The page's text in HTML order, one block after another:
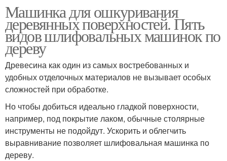
Машинка для ошкуривания
деревянных поверхностей. Пять
видов шлифовальных машинок по
дереву
Древесина как один из самых востребованных и
удобных отделочных материалов не вызывает особых
сложностей при обработке.
Но чтобы добиться идеально гладкой поверхности,
например, под покрытие лаком, обычные столярные
инструменты не подойдут. Ускорить и облегчить
выравнивание позволяет шлифовальная машинка по
дереву.